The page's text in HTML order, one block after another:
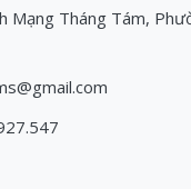
Mạng Tháng Tám,